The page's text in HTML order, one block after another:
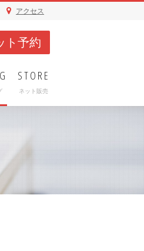
アクセス
ト予約
STORE
ネット販売